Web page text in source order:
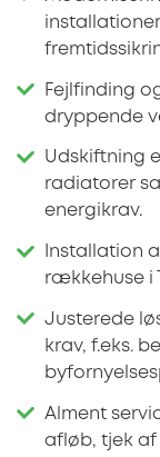
Fejlfinding
dryppende
Udskiftning
radiatorer
energikrav.
Installation
rækkehuse i
Justerede
krav, f.eks.
Alment
afløb, tjek